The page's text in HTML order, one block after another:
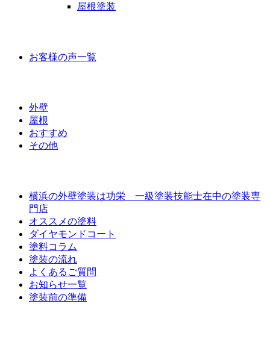
屋根塗装
お客様の声一覧
外壁
屋根
おすすめ
その他
横浜の外壁塗装は功栄 一級塗装技能士在中の塗装専
門店
オススメの塗料
ダイヤモンドコート
塗料コラム
塗装の流れ
よくあるご質問
お知らせ一覧
塗装前の準備